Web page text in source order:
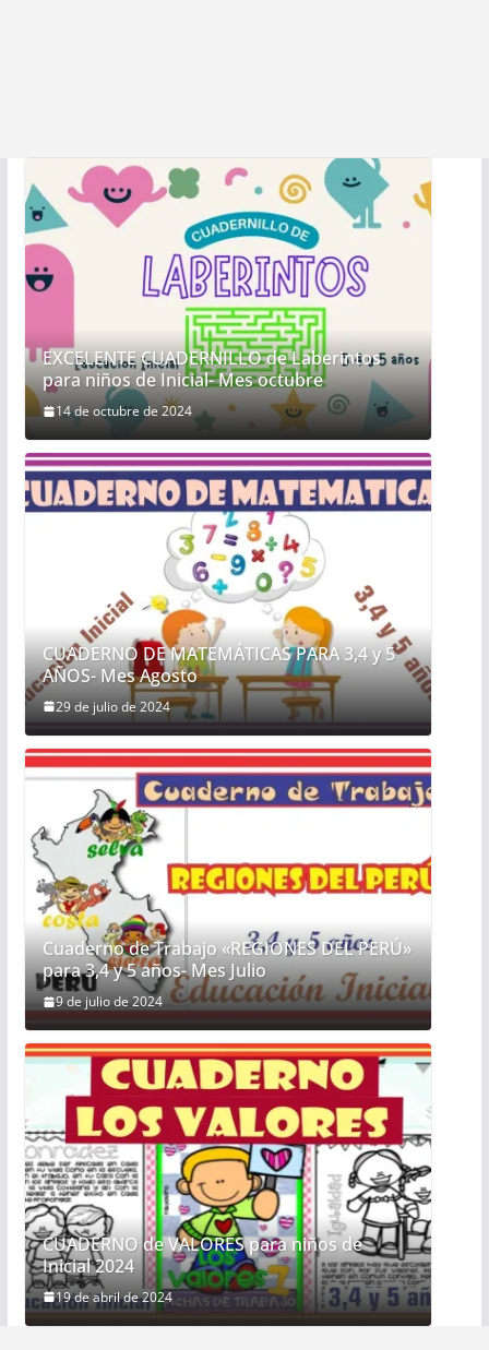
EXCELENTE CUADERNILLO de Laberintos
para niños de Inicial- Mes octubre
14 de octubre de 2024
CUADERNO DE MATEMÁTICAS PARA 3,4 y 5
AÑOS- Mes Agosto
29 de julio de 2024
Cuaderno de Trabajo «REGIONES DEL PERÚ»
para 3,4 y 5 años- Mes Julio
9 de julio de 2024
CUADERNO de VALORES para niños de
Inicial 2024
19 de abril de 2024